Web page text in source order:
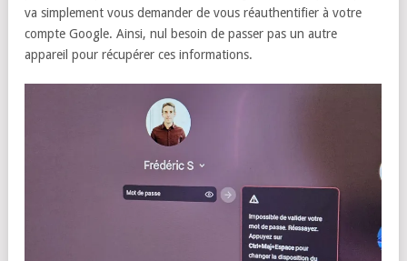
va simplement vous demander de vous réauthentifier à votre
compte Google. Ainsi, nul besoin de passer pas un autre
appareil pour récupérer ces informations.